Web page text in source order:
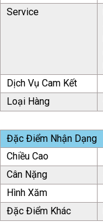
Service
Dịch Vụ Cam Kết
Loại Hàng
Đặc Điểm Nhận Dạng
Chiều Cao
Cân Nặng
Hình Xăm
Đặc Điểm Khác